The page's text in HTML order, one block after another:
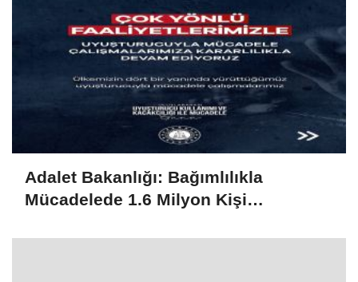
Adalet Bakanlığı: Bağımlılıkla
Mücadelede 1.6 Milyon Kişi